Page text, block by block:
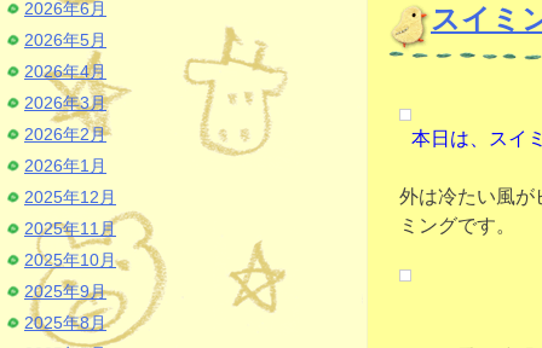
スイミ
本日は、スイ
外は冷たい風が
ミングです。
2026年6月
2026年5月
2026年4月
2026年3月
2026年2月
2026年1月
2025年12月
2025年11月
2025年10月
2025年9月
2025年8月